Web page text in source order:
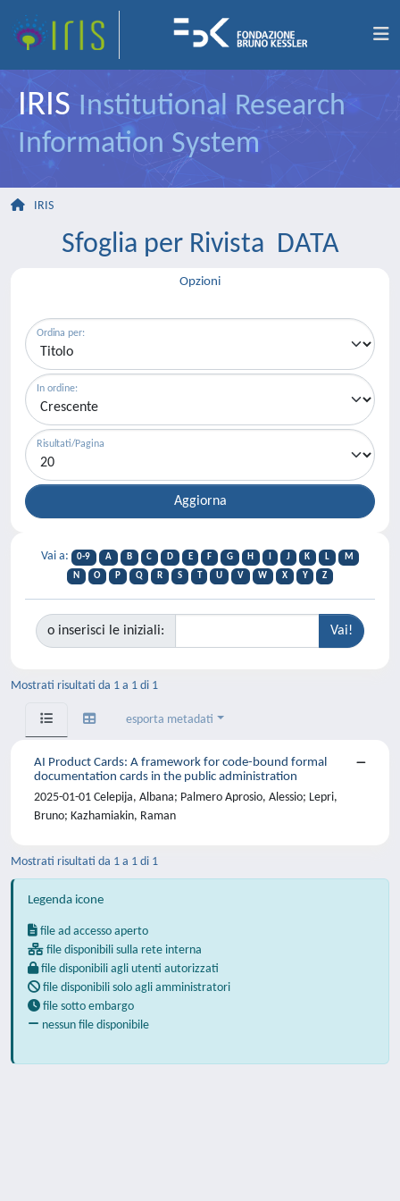
IRIS Institutional Research
Information System
IRIS
Sfoglia per Rivista DATA
Opzioni
Ordina per:
In ordine:
Risultati/Pagina
Vai a: 0-9 A B C D E F G H J K L
M
N
O P Q R S T U V W X Y Z
o inserisci le iniziali:
Mostrati risultati da 1 a 1 di 1
esporta metadati
AI Product Cards: A framework for code-bound formal
documentation cards in the public administration
2025-01-01 Celepija, Albana; Palmero Aprosio, Alessio; Lepri,
Bruno; Kazhamiakin, Raman
Mostrati risultati da 1 a 1 di 1
Legenda icone
file ad accesso aperto
file disponibili sulla rete interna
file disponibili agli utenti autorizzati
file disponibili solo agli amministratori
file sotto embargo
nessun file disponibile